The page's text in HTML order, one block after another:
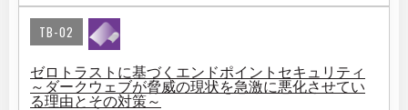
TB-02
ゼロトラストに基づくエンドポイントセキュリティ
～ダークウェブが脅威の現状を急激に悪化させてい
る理由とその対策～